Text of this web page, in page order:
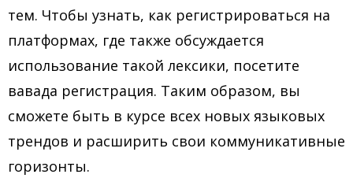
тем. Чтобы узнать, как регистрироваться на
платформах, где также обсуждается
использование такой лексики, посетите
вавада регистрация. Таким образом, вы
сможете быть в курсе всех новых языковых
трендов и расширить свои коммуникативные
горизонты.